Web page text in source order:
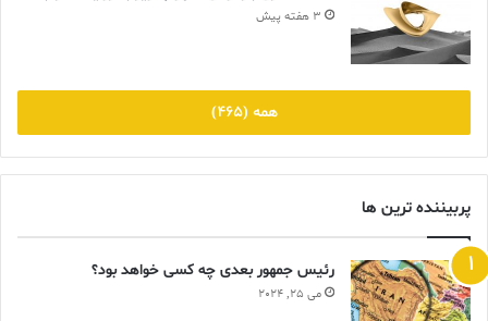
3 هفته پیش
همه (465)
پربیننده ترین ها
رئیس جمهور بعدی چه کسی خواهد بود؟
می 25, 2024